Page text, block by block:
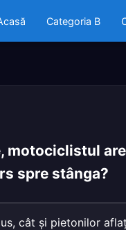
Categoria B
motociclistul
spre stânga?
cât şi pietonilor